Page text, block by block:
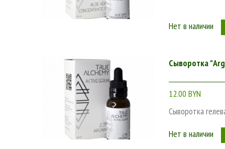
Нет в наличии
Сыворотка
12.00 BYN
Сыворотка
Нет в наличии